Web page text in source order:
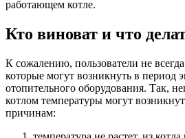
работающем котле.
Кто виноват и что
К сожалению, пользователи не
которые могут возникнуть в период
отопительного оборудования. Так,
котлом температуры могут
причинам: